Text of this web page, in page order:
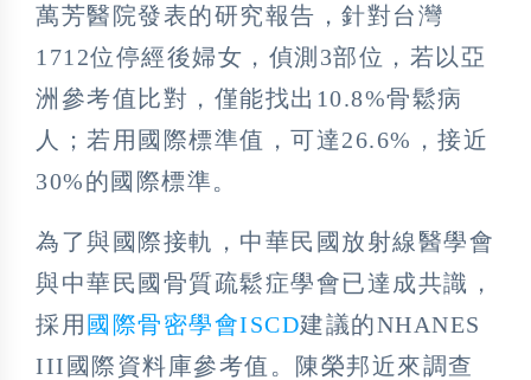
萬芳醫院發表的研究報告，針對台灣
1712位停經後婦女，偵測3部位，若以亞
洲參考值比對，僅能找出10.8%骨鬆病
人；若用國際標準值，可達26.6%，接近
30%的國際標準。
為了與國際接軌，中華民國放射線醫學會
與中華民國骨質疏鬆症學會已達成共識，
採用 國際骨密學會ISCD建議的NHANES
III國際資料庫參考值。陳榮邦近來調查